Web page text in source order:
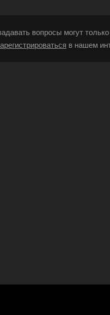
вопросы могут
в нашем